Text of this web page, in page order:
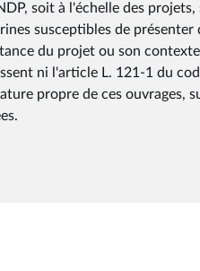
soit à l'échelle des
susceptibles de
du projet ou son
ni l'article L. 121-1 du
propre de ces ouvrages,